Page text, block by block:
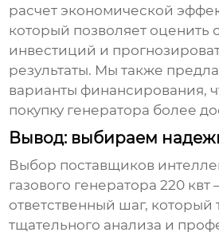
расчет экономической
который позволяет оценить
инвестиций и
результаты. Мы также
варианты финансирования,
покупку генератора более
Вывод: выбираем
Выбор поставщиков
газового генератора 220 квт
ответственный шаг, который
тщательного анализа и